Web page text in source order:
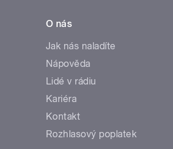
O nás
Jak nás naladíte
Nápověda
Lidé v rádiu
Kariéra
Kontakt
Rozhlasový poplatek